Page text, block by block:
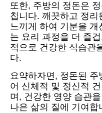
또한, 주방의 정돈은
칩니다. 깨끗하고 정
느끼게 하여 기분을 개
는 요리 과정을 더 즐
적으로 건강한 식습관
다.
요약하자면, 정돈된
어 신체적 및 정신적
며, 건강한 영양 습관
나은 삶의 질에 기여합